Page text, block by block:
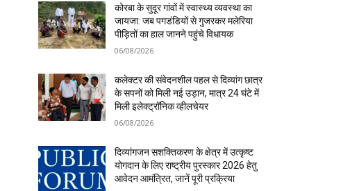
कोरबा के सुदूर गांवों में स्वास्थ्य व्यवस्था का
जायजा: जब पगडंडियों से गुजरकर मलेरिया
पीड़ितों का हाल जानने पहुंचे विधायक
06/08/2026
कलेक्टर की संवेदनशील पहल से दिव्यांग छात्र
के सपनों को मिली नई उड़ान, मात्र 24 घंटे में
मिली इलेक्ट्रॉनिक व्हीलचेयर
06/08/2026
दिव्यांगजन सशक्तिकरण के क्षेत्र में उत्कृष्ट
योगदान के लिए राष्ट्रीय पुरस्कार 2026 हेतु
आवेदन आमंत्रित, जानें पूरी प्रक्रिया